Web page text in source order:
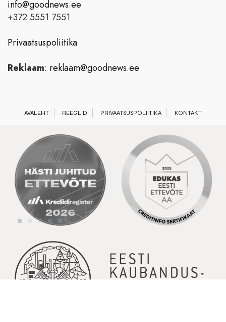
info@goodnews.ee
+372 5551 7551
Privaatsuspoliitika
Reklaam: reklaam@goodnews.ee
AVALEHT REEGLID PRIVAATSUSPOLIITIKA KONTAKT